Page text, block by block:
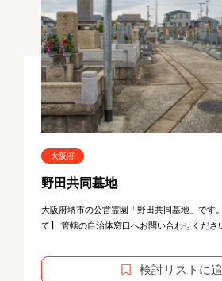
大阪府
野田共同墓地
大阪府堺市の公営霊園「野田共同墓地」です
て】 管轄の自治体窓口へお問い合わせくださ
検討リストに